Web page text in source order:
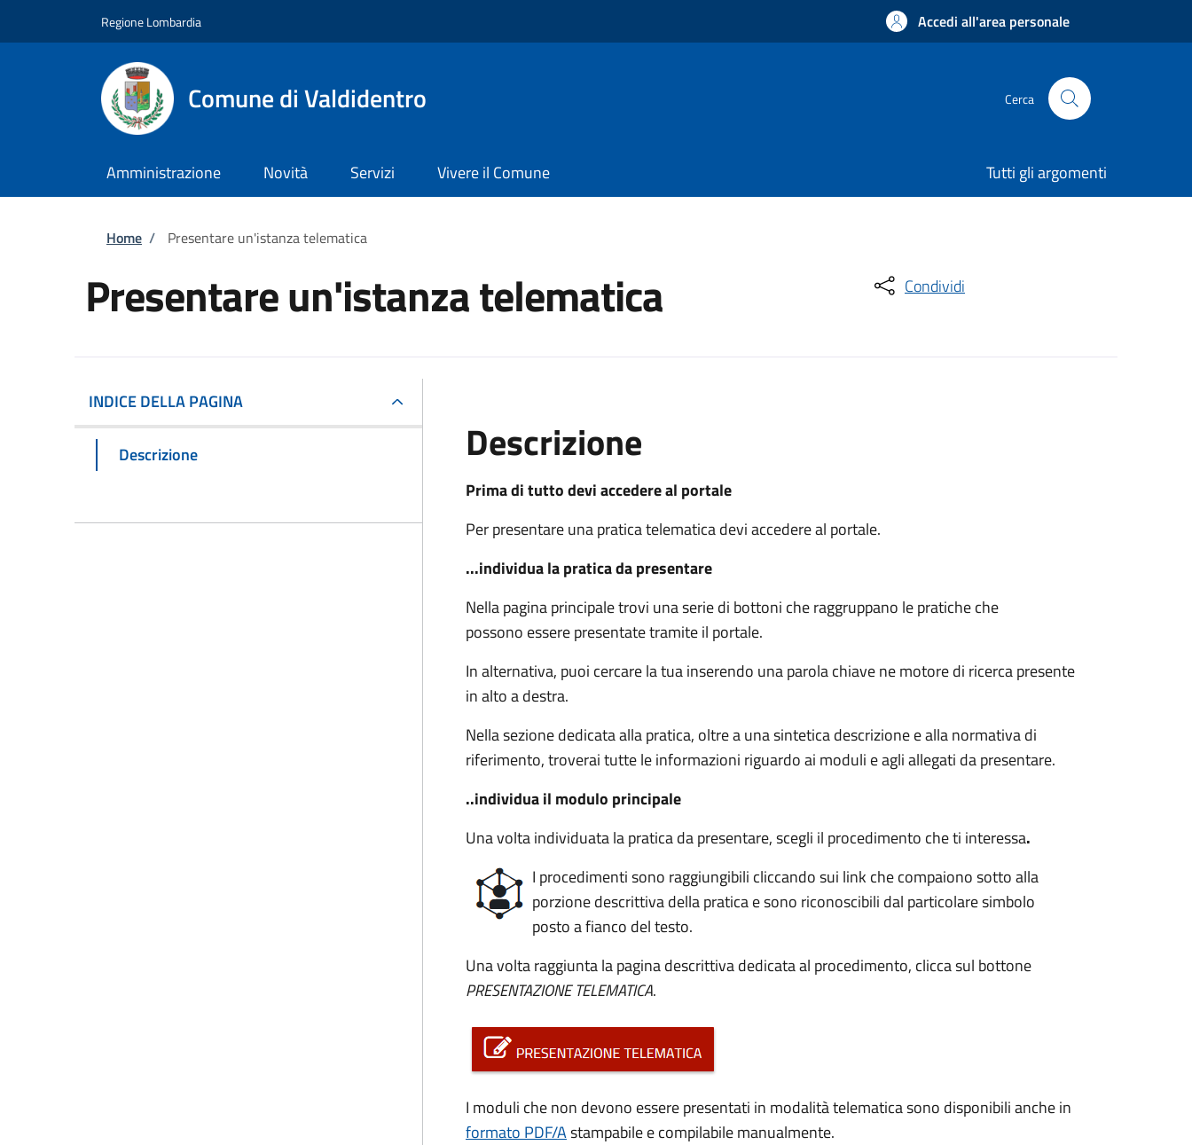
Regione Lombardia Accedi all'area personale
Comune di Valdidentro Cerca
Amministrazione Novità Servizi Vivere il Comune Tutti gli argomenti
Briciole di pane
Home / Presentare un'istanza telematica
Presentare un'istanza telematica Condividi
INDICE DELLA PAGINA
Descrizione Descrizione
Prima di tutto devi accedere al portale
Per presentare una pratica telematica devi accedere al portale.
...individua la pratica da presentare
Nella pagina principale trovi una serie di bottoni che raggruppano le pratiche che
possono essere presentate tramite il portale.
In alternativa, puoi cercare la tua inserendo una parola chiave ne motore di ricerca presente
in alto a destra.
Nella sezione dedicata alla pratica, oltre a una sintetica descrizione e alla normativa di
riferimento, troverai tutte le informazioni riguardo ai moduli e agli allegati da presentare.
..individua il modulo principale
Una volta individuata la pratica da presentare, scegli il procedimento che ti interessa.
I procedimenti sono raggiungibili cliccando sui link che compaiono sotto alla
porzione descrittiva della pratica e sono riconoscibili dal particolare simbolo
posto a fianco del testo.
Una volta raggiunta la pagina descrittiva dedicata al procedimento, clicca sul bottone
PRESENTAZIONE TELEMATICA.
I moduli che non devono essere presentati in modalità telematica sono disponibili anche in
formato PDF/Astampabile e compilabile manualmente.